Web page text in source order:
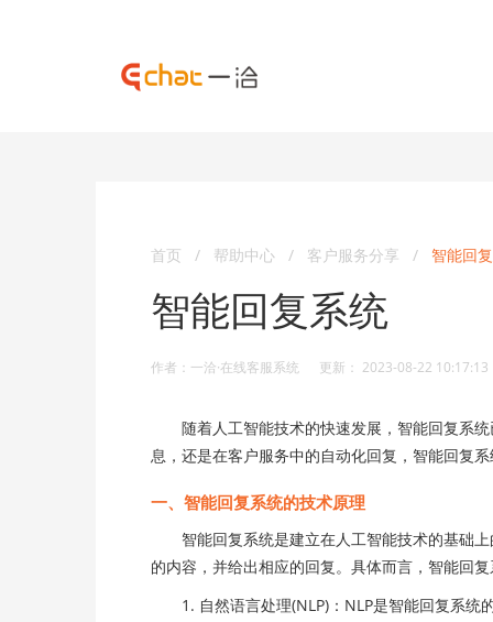
首页 / 帮助中心 / 客户服务分享 / 智能回
智能回复系统
作者：一洽·在线客服系统 更新： 2023-08-22 10:17:13
随着人工智能技术的快速发展，智能回复系统
息，还是在客户服务中的自动化回复，智能回复
一、智能回复系统的技术原理
智能回复系统是建立在人工智能技术的基础上
的内容，并给出相应的回复。具体而言，智能回
1. 自然语言处理(NLP)：NLP是智能回复系统